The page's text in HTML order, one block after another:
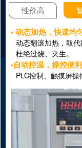
性价高
• 动态加热，快速均
动态翻滚加热，取
杜绝过烧、夹生。
•自动控温，操控便利
PLC控制、触摸屏操